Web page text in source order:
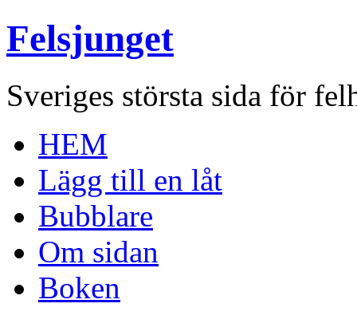
Felsjunget
Sveriges största sida för
HEM
Lägg till en låt
Bubblare
Om sidan
Boken